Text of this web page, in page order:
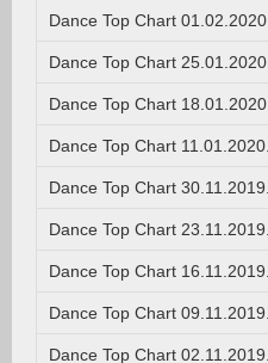
Dance Top Chart 01.02.2020.
Dance Top Chart 25.01.2020.
Dance Top Chart 18.01.2020.
Dance Top Chart 11.01.2020.
Dance Top Chart 30.11.2019.
Dance Top Chart 23.11.2019.
Dance Top Chart 16.11.2019.
Dance Top Chart 09.11.2019.
Dance Top Chart 02.11.2019.